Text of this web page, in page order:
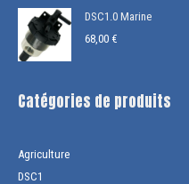
DSC1.0 Marine
68,00 €
Catégories de produits
Agriculture
DSC1